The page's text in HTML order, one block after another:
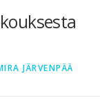
JÄRVENPÄÄ